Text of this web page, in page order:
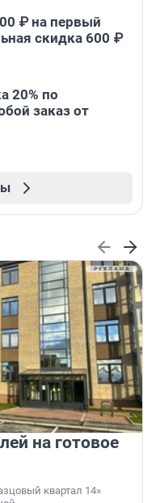
₽ на первый
скидка 600 ₽
20% по
заказ от
на готовое
квартал 14»